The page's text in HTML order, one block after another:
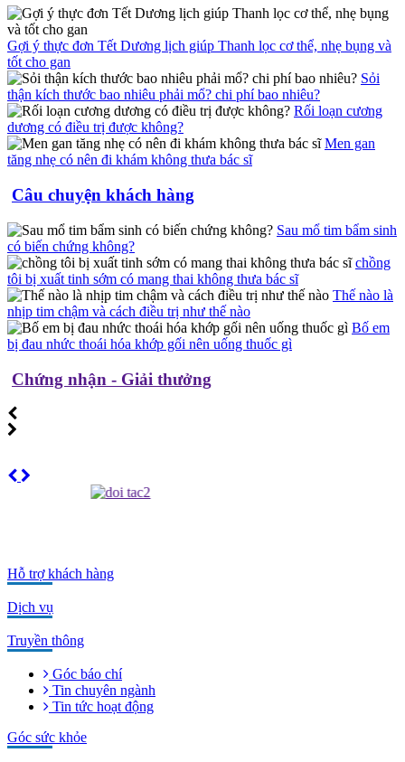
Gợi ý thực đơn Tết Dương lịch giúp Thanh lọc cơ thể, nhẹ bụng và
tốt cho gan
Sỏi
thận kích thước bao nhiêu phải mổ? chi phí bao nhiêu?
Rối loạn cương
dương có điều trị được không?
Men gan
tăng nhẹ có nên đi khám không thưa bác sĩ
Câu chuyện khách hàng
Sau mổ tim bẩm sinh
có biến chứng không?
chồng
tôi bị xuất tinh sớm có mang thai không thưa bác sĩ
Thế nào là
nhịp tim chậm và cách điều trị như thế nào
Bố em
bị đau nhức thoái hóa khớp gối nên uống thuốc gì
Chứng nhận - Giải thưởng
Hỗ trợ khách hàng
Dịch vụ
Truyền thông
Góc báo chí
Tin chuyên ngành
Tin tức hoạt động
Góc sức khỏe